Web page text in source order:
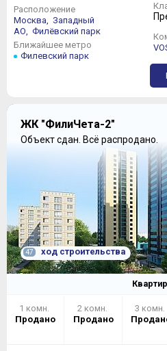
Расположение
Москва, Западный
АО, Филёвский парк
Ближайшее метро
Филевский парк
ЖК "ФилиЧета-2"
Объект сдан. Всё распродано.
47 ход строительства
1 комн.
Продано
2 комн.
Продано
3 комн.